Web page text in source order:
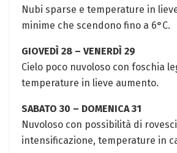
Nubi sparse e temperature in
‌minime che ​scendono fino a 6°C.⁤
GIOVEDÌ 28 – VENERDÌ 29
Cielo poco nuvoloso con foschia
temperature in lieve aumento.
SABATO 30 – DOMENICA 31
Nuvoloso ⁣con possibilità di
intensificazione,⁣ temperature⁤ in